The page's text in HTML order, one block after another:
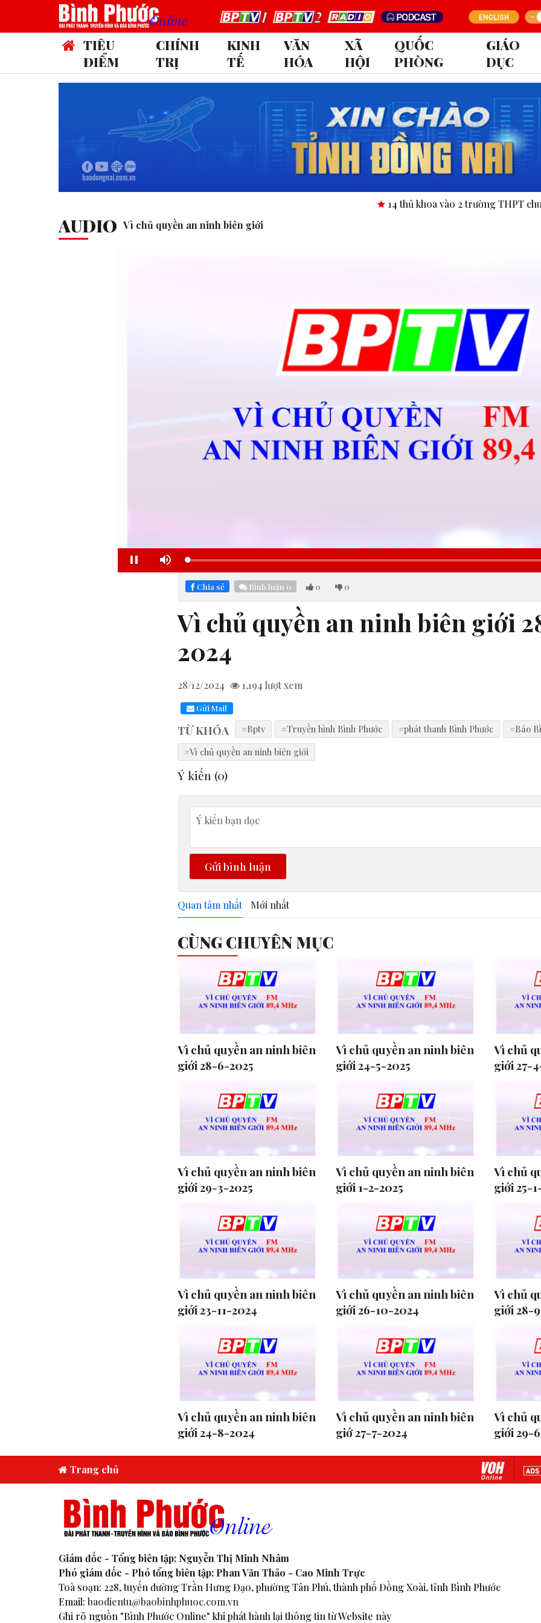
TIÊU
ĐIỂM
CHÍNH
TRỊ
KINH
TẾ
VĂN
HÓA
XÃ
HỘI
QUỐC
PHÒNG
GIÁO
DỤC
14 thủ khoa vào 2 trường THPT chuyên
AUDIO Vì chủ quyền an ninh biên giới
Pause Mute Loaded:
0.43%
Chia sẻ Bình luận 0 0 0
Vì chủ quyền an ninh biên giới
2024
28/12/2024 1,194 lượt xem
Gửi Mail
TỪ KHÓA #Bptv #Truyền hình Bình Phước #phát thanh Bình Phước
#Báo
#Vì chủ quyền an ninh biên giới
Ý kiến (0)
Gửi bình luận
Quan tâm nhất Mới nhất
CÙNG CHUYÊN MỤC
Vì chủ quyền an ninh biên
giới 28-6-2025
Vì chủ quyền an ninh biên
giới 24-5-2025
Vì chủ
giới 27-
Vì chủ quyền an ninh biên
giới 29-3-2025
Vì chủ quyền an ninh biên
giới 1-2-2025
Vì chủ
giới 25-
Vì chủ quyền an ninh biên
giới 23-11-2024
Vì chủ quyền an ninh biên
giới 26-10-2024
Vì chủ
giới 28-
Vì chủ quyền an ninh biên
giới 24-8-2024
Vì chủ quyền an ninh biên
giớ 27-7-2024
Vì chủ
giới 29-
Trang chủ
Giám đốc - Tổng biên tập: Nguyễn Thị Minh Nhâm
Phó giám đốc - Phó tổng biên tập: Phan Văn Thảo - Cao Minh Trực
Toà soạn: 228, tuyến đường Trần Hưng Đạo, phường Tân Phú, thành phố Đồng Xoài, tỉnh Bình Phước
Email: baodientu@baobinhphuoc.com.vn
Ghi rõ nguồn "Bình Phước Online" khi phát hành lại thông tin từ Website này